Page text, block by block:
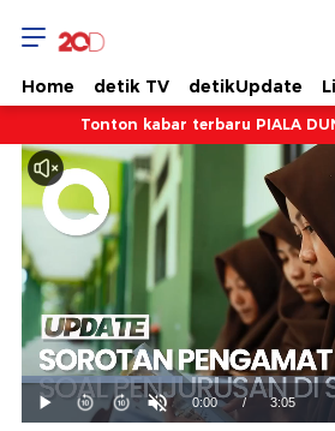
Home detik TV detikUpdate
Tonton kabar terbaru PIALA
Mainkan
Suara
Hidup
Waktu
0:00 / Durasi
3:05
Dimuat:
32.46%